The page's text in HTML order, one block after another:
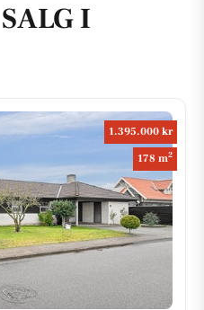
I
1.395.000 kr
178 m2